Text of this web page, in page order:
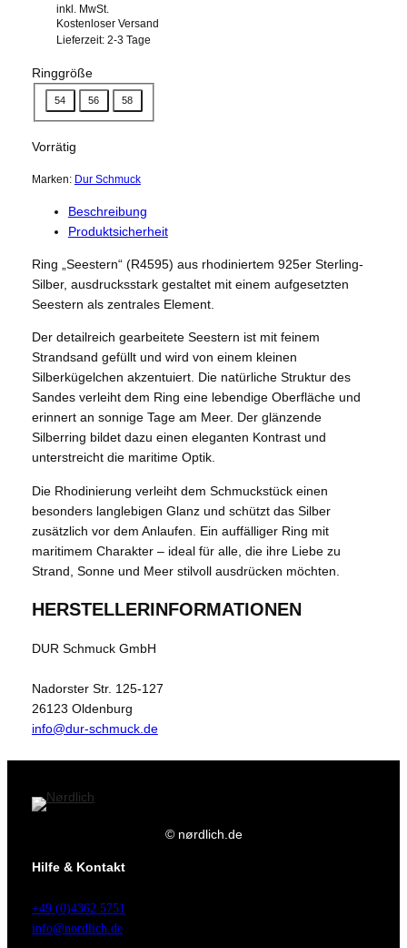
n
g
b
t
h
e
r
P
r
e
i
w
a
r
€
e
s
i
s
t
9
,
9
inkl. MwSt.
Kostenloser Versand
Lieferzeit: 2-3 Tage
Ringgröße
54 56 58
Vorrätig
Marken: Dur Schmuck
Beschreibung
Produktsicherheit
Ring „Seestern“ (R4595) aus rhodiniertem 925er Sterling-
Silber, ausdrucksstark gestaltet mit einem aufgesetzten
Seestern als zentrales Element.
Der detailreich gearbeitete Seestern ist mit feinem
Strandsand gefüllt und wird von einem kleinen
Silberkügelchen akzentuiert. Die natürliche Struktur des
Sandes verleiht dem Ring eine lebendige Oberfläche und
erinnert an sonnige Tage am Meer. Der glänzende
Silberring bildet dazu einen eleganten Kontrast und
unterstreicht die maritime Optik.
Die Rhodinierung verleiht dem Schmuckstück einen
besonders langlebigen Glanz und schützt das Silber
zusätzlich vor dem Anlaufen. Ein auffälliger Ring mit
maritimem Charakter – ideal für alle, die ihre Liebe zu
Strand, Sonne und Meer stilvoll ausdrücken möchten.
HERSTELLERINFORMATIONEN
DUR Schmuck GmbH
Nadorster Str. 125-127
26123 Oldenburg
info@dur-schmuck.de
© nørdlich.de
Hilfe & Kontakt
+49 (0)4362 5751
info@nordlich.de